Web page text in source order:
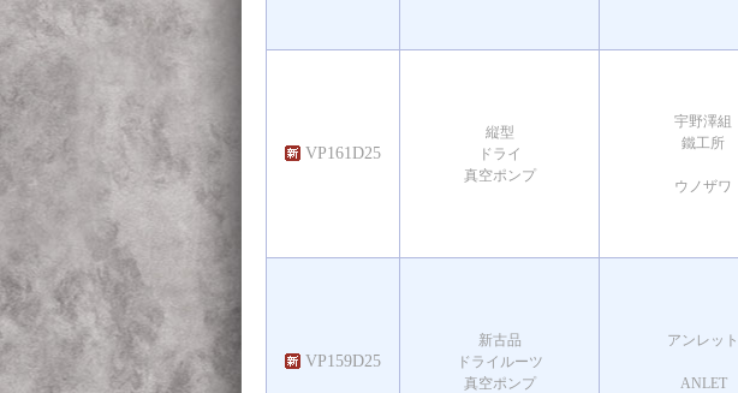
VP161D25
縦型
ドライ
真空ポンプ
宇野澤組
鐵工所
ウノザワ
VP159D25
新古品
ドライルーツ
真空ポンプ
アンレット
ANLET